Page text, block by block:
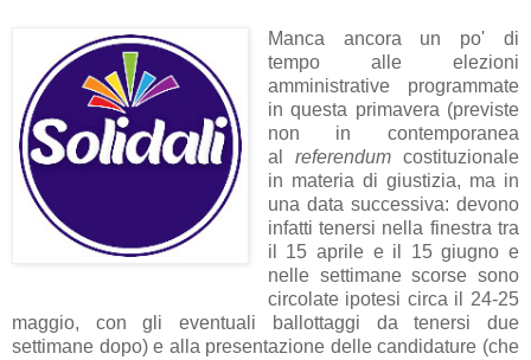
Manca ancora un po' di
tempo alle elezioni
amministrative programmate
in questa primavera (previste
non in contemporanea
al referendumcostituzionale
in materia di giustizia, ma in
una data successiva: devono
infatti tenersi nella finestra tra
il 15 aprile e il 15 giugno e
nelle settimane scorse sono
circolate ipotesi circa il 24-25
maggio, con gli eventuali ballottaggi da tenersi due
settimane dopo) e alla presentazione delle candidature (che